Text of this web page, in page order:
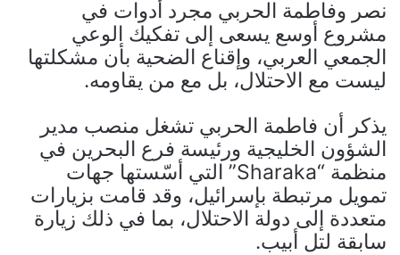
نصر وفاطمة الحربي مجرد أدوات في
مشروع أوسع يسعى إلى تفكيك الوعي
الجمعي العربي، وإقناع الضحية بأن مشكلتها
ليست مع الاحتلال، بل مع من يقاومه.
يذكر أن فاطمة الحربي تشغل منصب مدير
الشؤون الخليجية ورئيسة فرع البحرين في
منظمة “Sharaka” التي أسّستها جهات
تمويل مرتبطة بإسرائيل، وقد قامت بزيارات
متعددة إلى دولة الاحتلال، بما في ذلك زيارة
سابقة لتل أبيب.